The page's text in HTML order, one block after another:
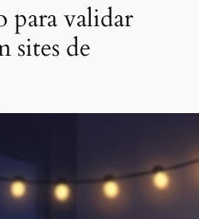
para validar
sites de